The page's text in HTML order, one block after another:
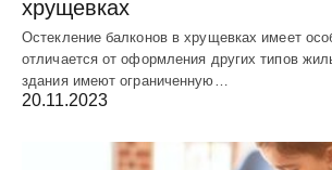
хрущевках
Остекление балконов в хрущевках имеет
отличается от оформления других типов
здания имеют ограниченную…
20.11.2023